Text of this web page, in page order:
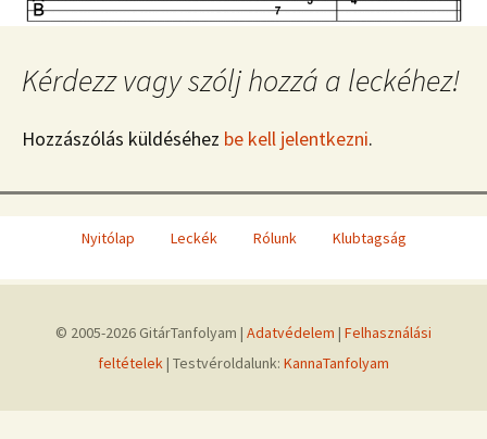
Kérdezz vagy szólj hozzá a leckéhez!
Hozzászólás küldéséhez be kell jelentkezni.
Nyitólap Leckék Rólunk Klubtagság
© 2005-2026 GitárTanfolyam | Adatvédelem | Felhasználási
feltételek| Testvéroldalunk: KannaTanfolyam